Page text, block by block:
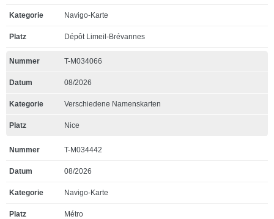
Navigo-Karte
Dépôt Limeil-Brévannes
T-M034066
08/2026
Verschiedene Namenskarten
Nice
T-M034442
08/2026
Navigo-Karte
Métro